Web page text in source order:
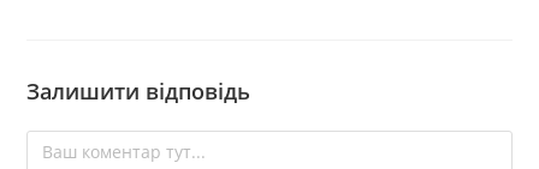
Залишити відповідь